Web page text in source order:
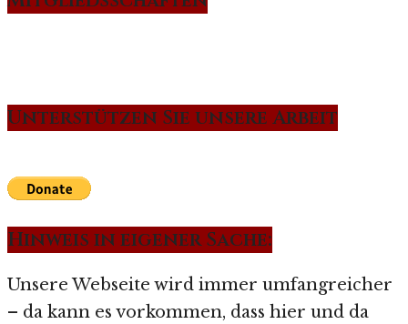
Unterstützen Sie unsere Arbeit
Hinweis in eigener Sache:
Unsere Webseite wird immer umfangreicher
– da kann es vorkommen, dass hier und da